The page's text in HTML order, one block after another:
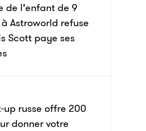
de l’enfant de 9
Astroworld refuse
Scott paye ses
up russe offre 200
donner votre